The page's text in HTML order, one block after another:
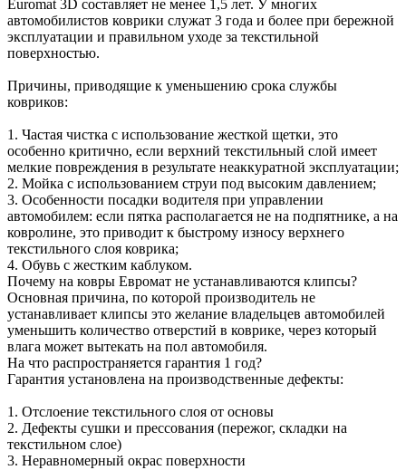
Euromat 3D составляет не менее 1,5 лет. У многих
автомобилистов коврики служат 3 года и более при бережной
эксплуатации и правильном уходе за текстильной
поверхностью.
Причины, приводящие к уменьшению срока службы
ковриков:
1. Частая чистка с использование жесткой щетки, это
особенно критично, если верхний текстильный слой имеет
мелкие повреждения в результате неаккуратной эксплуатации;
2. Мойка с использованием струи под высоким давлением;
3. Особенности посадки водителя при управлении
автомобилем: если пятка располагается не на подпятнике, а на
ковролине, это приводит к быстрому износу верхнего
текстильного слоя коврика;
4. Обувь с жестким каблуком.
Почему на ковры Евромат не устанавливаются клипсы?
Основная причина, по которой производитель не
устанавливает клипсы это желание владельцев автомобилей
уменьшить количество отверстий в коврике, через который
влага может вытекать на пол автомобиля.
На что распространяется гарантия 1 год?
Гарантия установлена на производственные дефекты:
1. Отслоение текстильного слоя от основы
2. Дефекты сушки и прессования (пережог, складки на
текстильном слое)
3. Неравномерный окрас поверхности